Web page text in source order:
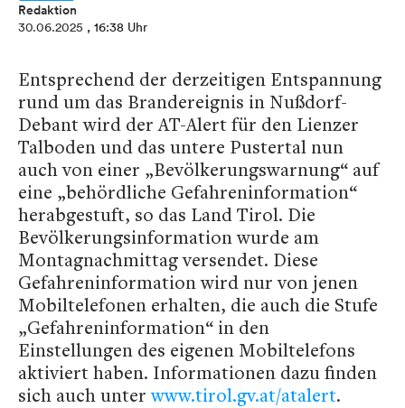
Redaktion
30.06.2025 , 16:38 Uhr
Entsprechend der derzeitigen Entspannung
rund um das Brandereignis in Nußdorf-
Debant wird der AT-Alert für den Lienzer
Talboden und das untere Pustertal nun
auch von einer „Bevölkerungswarnung“ auf
eine „behördliche Gefahreninformation“
herabgestuft, so das Land Tirol. Die
Bevölkerungsinformation wurde am
Montagnachmittag versendet. Diese
Gefahreninformation wird nur von jenen
Mobiltelefonen erhalten, die auch die Stufe
„Gefahreninformation“ in den
Einstellungen des eigenen Mobiltelefons
aktiviert haben. Informationen dazu finden
sich auch unterwww.tirol.gv.at/atalert.